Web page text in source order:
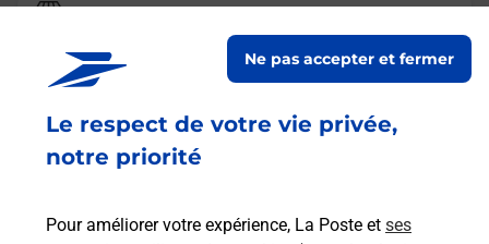
Le respect de votre vie privée,
notre priorité
Pour améliorer votre expérience, La Poste et ses
Ne pas accepter et fermer
Relais Pickup
AU RAMIER MERCERIE LINGERIE
jusqu'à 18h30
5 BOULEVARD JEAN RIVET
31700 BLAGNAC